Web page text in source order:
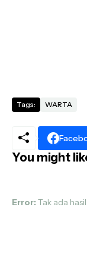
Tags: WARTA
You might
Error: Tak ada